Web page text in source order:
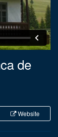
de
Website